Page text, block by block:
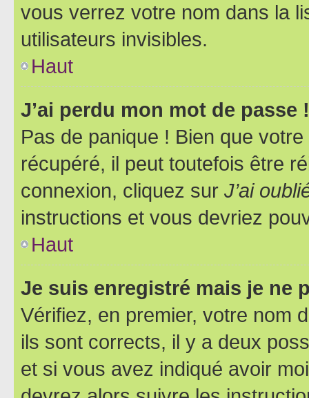
vous verrez votre nom dans la
utilisateurs invisibles.
Haut
J’ai perdu mon mot de passe !
Pas de panique ! Bien que
récupéré, il peut toutefois être
connexion, cliquez sur J’ai
instructions et vous devriez
Haut
Je suis enregistré mais je ne
Vérifiez, en premier, votre nom
ils sont corrects, il y a deux
et si vous avez indiqué avoir